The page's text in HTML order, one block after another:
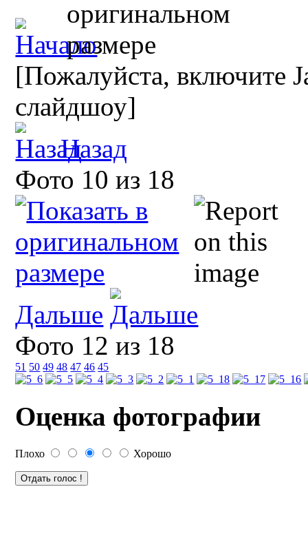
[Пожалуйста, включите
слайдшоу]
Назад
Фото 10 из 18
Дальше
Фото 12 из 18
51 50 49 48 47 46 45
Оценка фотографии
Плохо Хорошо